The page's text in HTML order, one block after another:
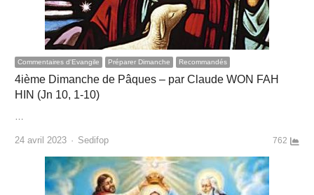
Commentaires d'Evangile Préparer Dimanche Recommandés
4ième Dimanche de Pâques – par Claude WON FAH
HIN (Jn 10, 1-10)
…
24 avril 2023 Author
Sedifop 762